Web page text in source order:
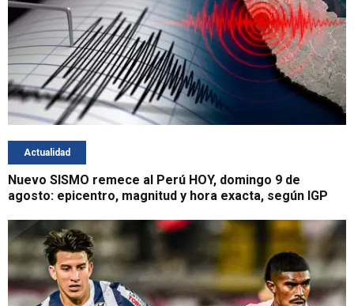
Actualidad
Nuevo SISMO remece al Perú HOY, domingo 9 de
agosto: epicentro, magnitud y hora exacta, según IGP